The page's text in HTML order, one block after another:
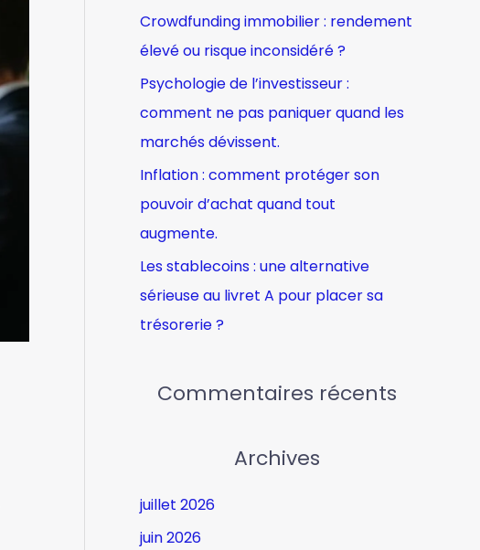
e
r
:
Crowdfunding immobilier : rendement
élevé ou risque inconsidéré ?
Psychologie de l’investisseur :
comment ne pas paniquer quand les
marchés dévissent.
Inflation : comment protéger son
pouvoir d’achat quand tout
augmente.
Les stablecoins : une alternative
sérieuse au livret A pour placer sa
trésorerie ?
Commentaires récents
Archives
juillet 2026
juin 2026